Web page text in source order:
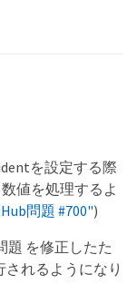
を設定する際
値を処理するよ
問題 #700")
題 を修正したた
れるようになり